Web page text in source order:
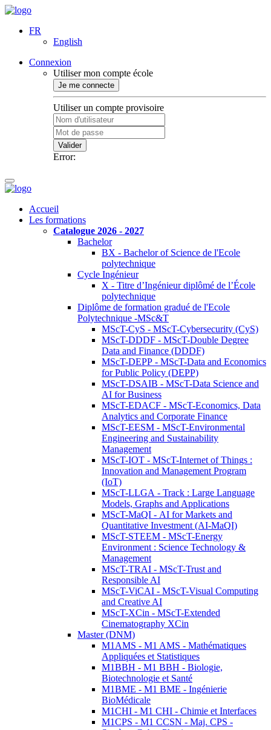
FR
English
Connexion
Utiliser mon compte école
Je me connecte
Utiliser un compte provisoire
Valider
Error:
Accueil
Les formations
Catalogue 2026 - 2027
Bachelor
BX - Bachelor of Science de l'Ecole
polytechnique
Cycle Ingénieur
X - Titre d’Ingénieur diplômé de l’École
polytechnique
Diplôme de formation gradué de l'Ecole
Polytechnique -MSc&T
MScT-CyS - MScT-Cybersecurity (CyS)
MScT-DDDF - MScT-Double Degree
Data and Finance (DDDF)
MScT-DEPP - MScT-Data and Economics
for Public Policy (DEPP)
MScT-DSAIB - MScT-Data Science and
AI for Business
MScT-EDACF - MScT-Economics, Data
Analytics and Corporate Finance
MScT-EESM - MScT-Environmental
Engineering and Sustainability
Management
MScT-IOT - MScT-Internet of Things :
Innovation and Management Program
(IoT)
MScT-LLGA - Track : Large Language
Models, Graphs and Applications
MScT-MaQI - AI for Markets and
Quantitative Investment (AI-MaQI)
MScT-STEEM - MScT-Energy
Environment : Science Technology &
Management
MScT-TRAI - MScT-Trust and
Responsible AI
MScT-ViCAI - MScT-Visual Computing
and Creative AI
MScT-XCin - MScT-Extended
Cinematography XCin
Master (DNM)
M1AMS - M1 AMS - Mathématiques
Appliquées et Statistiques
M1BBH - M1 BBH - Biologie,
Biotechnologie et Santé
M1BME - M1 BME - Ingénierie
BioMédicale
M1CHI - M1 CHI - Chimie et Interfaces
M1CPS - M1 CCSN - Maj. CPS -